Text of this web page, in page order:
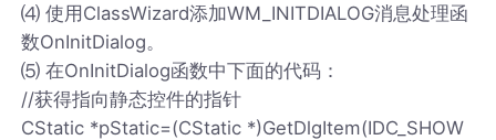
⑷ 使用ClassWizard添加WM_INITDIALOG消息处理函
数OnInitDialog。
⑸ 在OnInitDialog函数中下面的代码：
//获得指向静态控件的指针
CStatic *pStatic=(CStatic *)GetDlgItem(IDC_SHOW